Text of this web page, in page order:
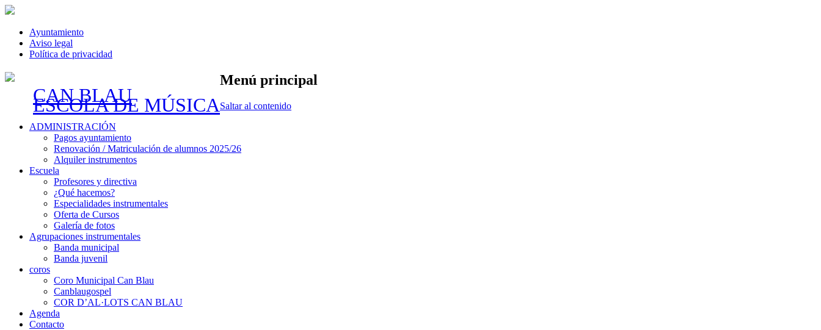
Ayuntamiento
Aviso legal
Política de privacidad
CAN BLAU
ESCOLA DE MÚSICA
Menú principal
Saltar al contenido
ADMINISTRACIÓN
Pagos ayuntamiento
Renovación / Matriculación de alumnos 2025/26
Alquiler instrumentos
Escuela
Profesores y directiva
¿Qué hacemos?
Especialidades instrumentales
Oferta de Cursos
Galería de fotos
Agrupaciones instrumentales
Banda municipal
Banda juvenil
coros
Coro Municipal Can Blau
Canblaugospel
COR D’AL·LOTS CAN BLAU
Agenda
Contacto